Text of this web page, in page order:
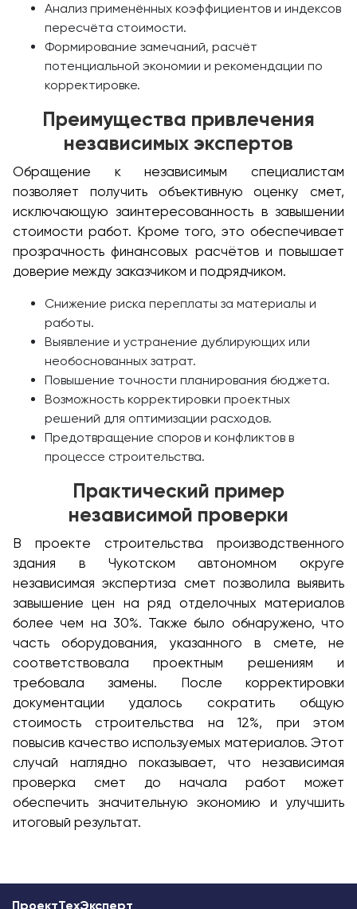
Анализ применённых коэффициентов и индексов
пересчёта стоимости.
Формирование замечаний, расчёт
потенциальной экономии и рекомендации по
корректировке.
Преимущества привлечения
независимых экспертов
Обращение к независимым специалистам
позволяет получить объективную оценку смет,
исключающую заинтересованность в завышении
стоимости работ. Кроме того, это обеспечивает
прозрачность финансовых расчётов и повышает
доверие между заказчиком и подрядчиком.
Снижение риска переплаты за материалы и
работы.
Выявление и устранение дублирующих или
необоснованных затрат.
Повышение точности планирования бюджета.
Возможность корректировки проектных
решений для оптимизации расходов.
Предотвращение споров и конфликтов в
процессе строительства.
Практический пример
независимой проверки
В проекте строительства производственного
здания в Чукотском автономном округе
независимая экспертиза смет позволила выявить
завышение цен на ряд отделочных материалов
более чем на 30%. Также было обнаружено, что
часть оборудования, указанного в смете, не
соответствовала проектным решениям и
требовала замены. После корректировки
документации удалось сократить общую
стоимость строительства на 12%, при этом
повысив качество используемых материалов. Этот
случай наглядно показывает, что независимая
проверка смет до начала работ может
обеспечить значительную экономию и улучшить
итоговый результат.
ПроектТехЭксперт